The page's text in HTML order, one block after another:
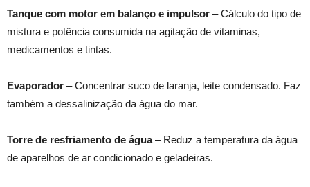
Tanque com motor em balanço e impulsor – Cálculo do tipo de
mistura e potência consumida na agitação de vitaminas,
medicamentos e tintas.
Evaporador – Concentrar suco de laranja, leite condensado. Faz
também a dessalinização da água do mar.
Torre de resfriamento de água– Reduz a temperatura da água
de aparelhos de ar condicionado e geladeiras.